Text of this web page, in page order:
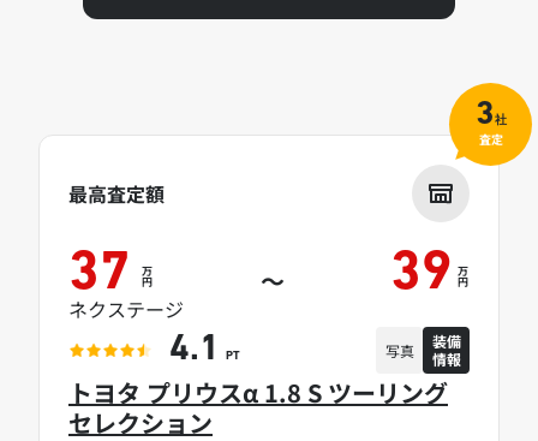
トヨタ プリウスα 1.8 S ツーリング
セレクション
最高査定額
37 万
円 ～ 39 万
円
ネクステージ
4.1 PT 写真
装備
情報
3社
査定